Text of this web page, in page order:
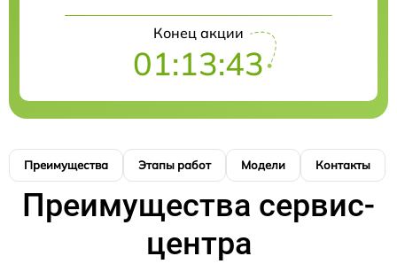
Конец акции
01:13:42
Преимущества Этапы работ Модели Контакты
Преимущества сервис-
центра